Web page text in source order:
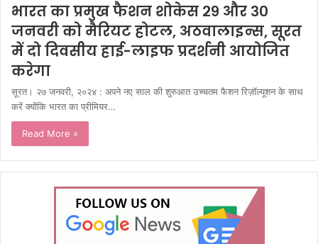
भारत का प्रमुख फैशन शोकेस २९ और ३०
जनवरी को मैरियट होटल, अठवालाइन्स, सूरत
में दो दिवसीय हाई-लाइफ प्रदर्शनी आयोजित
करेगा
सूरत। २७ जनवरी, २०२४ : अपने नए साल की शुरुआत उच्चतम फैशन रिज़ॉल्यूशन के साथ
करें क्योंकि भारत का प्रीमियर…
Read More »